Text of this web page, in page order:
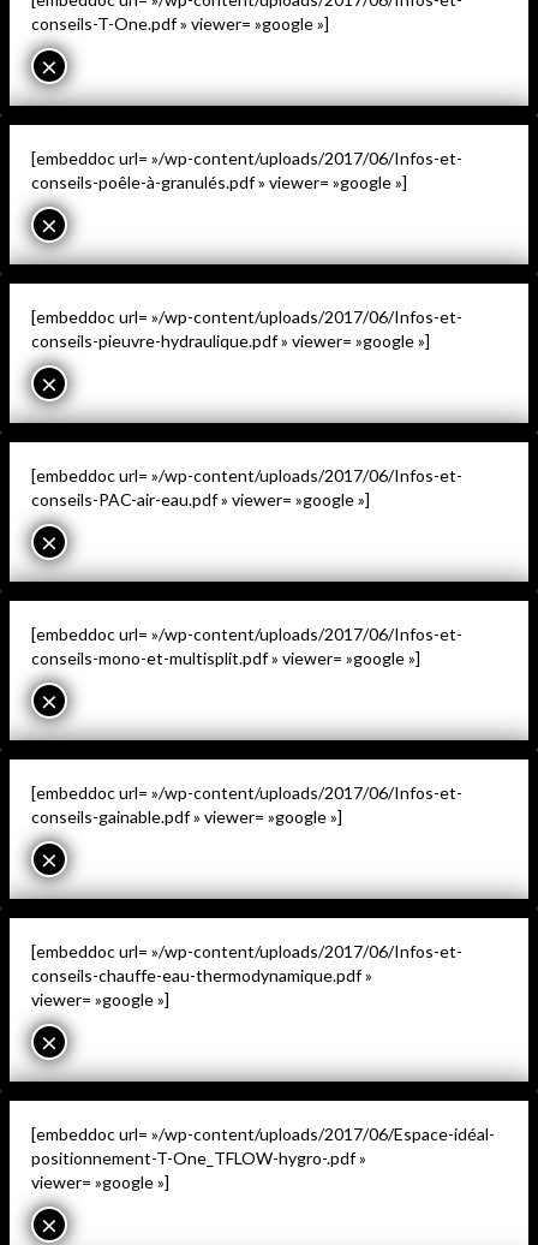
conseils-T-One.pdf » viewer= »google »]
×
[embeddoc url= »/wp-content/uploads/2017/06/Infos-et-
conseils-poêle-à-granulés.pdf » viewer= »google »]
×
[embeddoc url= »/wp-content/uploads/2017/06/Infos-et-
conseils-pieuvre-hydraulique.pdf » viewer= »google »]
×
[embeddoc url= »/wp-content/uploads/2017/06/Infos-et-
conseils-PAC-air-eau.pdf » viewer= »google »]
×
[embeddoc url= »/wp-content/uploads/2017/06/Infos-et-
conseils-mono-et-multisplit.pdf » viewer= »google »]
×
[embeddoc url= »/wp-content/uploads/2017/06/Infos-et-
conseils-gainable.pdf » viewer= »google »]
×
[embeddoc url= »/wp-content/uploads/2017/06/Infos-et-
conseils-chauffe-eau-thermodynamique.pdf »
viewer= »google »]
×
[embeddoc url= »/wp-content/uploads/2017/06/Espace-idéal-
positionnement-T-One_TFLOW-hygro-.pdf »
viewer= »google »]
×